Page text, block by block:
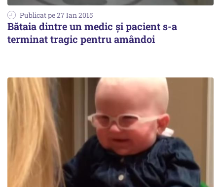
Publicat pe 27 Ian 2015
Bătaia dintre un medic și pacient s-a
terminat tragic pentru amândoi